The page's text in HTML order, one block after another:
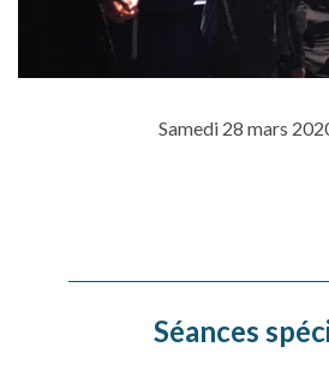
Samedi 28 mars
Séances